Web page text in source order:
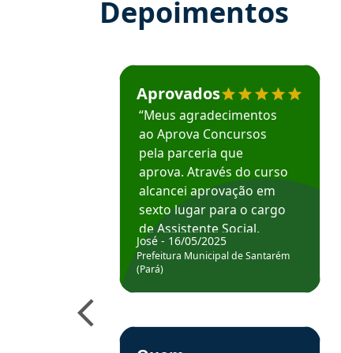
Depoimentos
Estudante José recomenda o Aprova
Aprovados
“Meus agradecimentos
ao Aprova Concursos
pela parceria que
aprova. Através do curso
alcancei aprovação em
sexto lugar para o cargo
de Assistente Social.
Hoje estou atuando na
Prefeitura de Santarém.
José - 16/05/2025
Prefeitura Municipal de Santarém
(Pará)
Estudante Elais recomenda o Aprova